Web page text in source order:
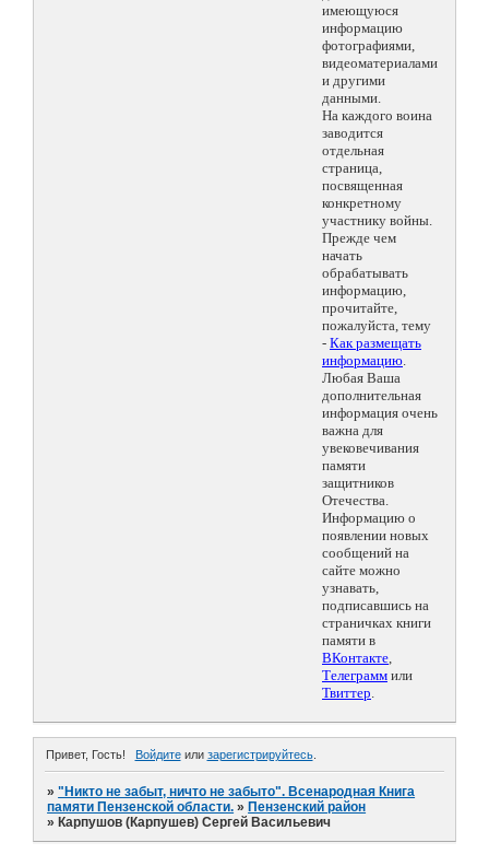
имеющуюся
информацию
фотографиями,
видеоматериалами
и другими
данными.
На каждого воина
заводится
отдельная
страница,
посвященная
конкретному
участнику войны.
Прежде чем
начать
обрабатывать
информацию,
прочитайте,
пожалуйста, тему
- Как размещать
информацию.
Любая Ваша
дополнительная
информация очень
важна для
увековечивания
памяти
защитников
Отечества.
Информацию о
появлении новых
сообщений на
сайте можно
узнавать,
подписавшись на
страничках книги
памяти в
ВКонтакте,
Телеграмм или
Твиттер.
Привет, Гость! Войдитеили зарегистрируйтесь.
»"Никто не забыт, ничто не забыто". Всенародная Книга
памяти Пензенской области. » Пензенский район
» Карпушов (Карпушев) Сергей Васильевич